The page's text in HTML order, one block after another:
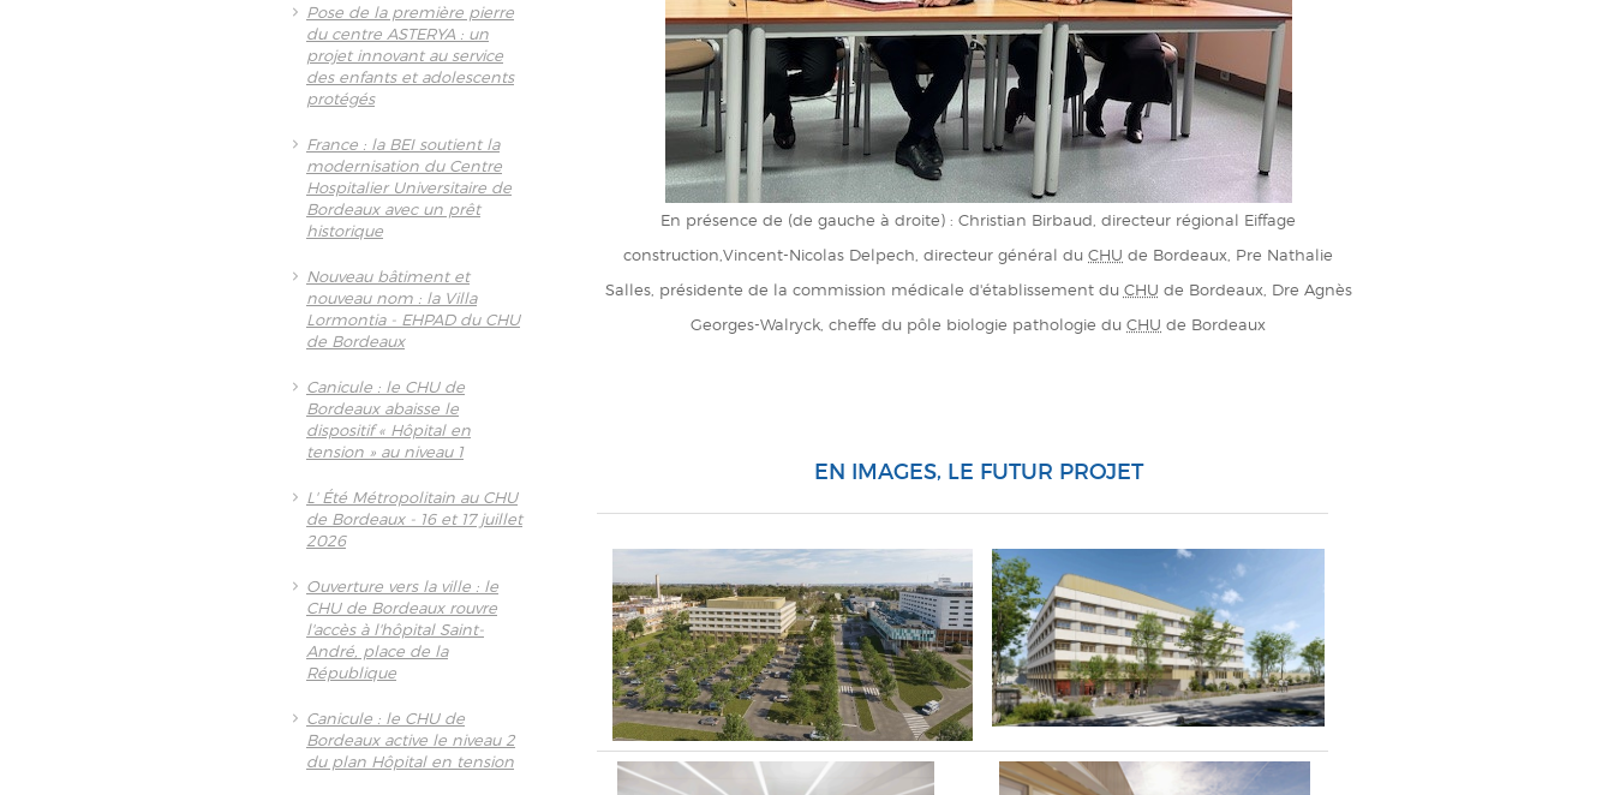
Pose de la première pierre
du centre ASTERYA : un
projet innovant au service
des enfants et adolescents
protégés
France : la BEI soutient la
modernisation du Centre
Hospitalier Universitaire de
Bordeaux avec un prêt
historique
Nouveau bâtiment et
nouveau nom : la Villa
Lormontia - EHPAD du CHU
de Bordeaux
Canicule : le CHU de
Bordeaux abaisse le
dispositif « Hôpital en
tension » au niveau 1
L' Été Métropolitain au CHU
de Bordeaux - 16 et 17 juillet
2026
Ouverture vers la ville : le
CHU de Bordeaux rouvre
l'accès à l'hôpital Saint-
André, place de la
République
Canicule : le CHU de
Bordeaux active le niveau 2
du plan Hôpital en tension
En présence de (de gauche à droite) : Christian Birbaud, directeur régional Eiffage
construction,Vincent-Nicolas Delpech, directeur général du CHU de Bordeaux, Pre Nathalie
Salles, présidente de la commission médicale d'établissement du CHU de Bordeaux, Dre Agnès
Georges-Walryck, cheffe du pôle biologie pathologie du CHU de Bordeaux
EN IMAGES, LE FUTUR PROJET